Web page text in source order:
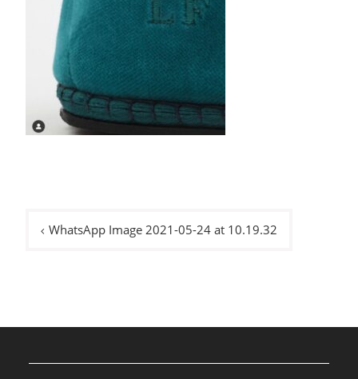
Navigazione
WhatsApp Image 2021-05-24 at 10.19.32